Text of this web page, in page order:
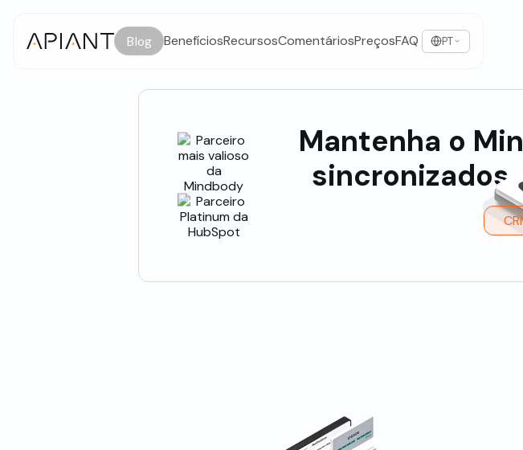
Blog BenefíciosRecursosComentáriosPreçosFAQ PT
Mantenha o